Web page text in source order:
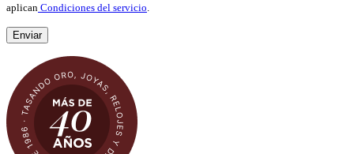
aplican Condiciones del servicio